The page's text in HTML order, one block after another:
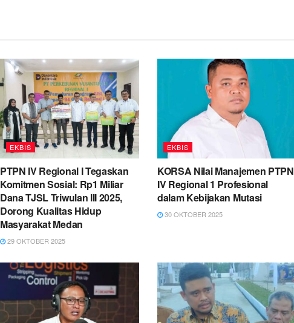
EKBIS
PTPN IV Regional I Tegaskan
Komitmen Sosial: Rp1 Miliar
Dana TJSL Triwulan III 2025,
Dorong Kualitas Hidup
Masyarakat Medan
29 OKTOBER 2025
EKBIS
KORSA Nilai Manajemen PTPN
IV Regional 1 Profesional
dalam Kebijakan Mutasi
30 OKTOBER 2025